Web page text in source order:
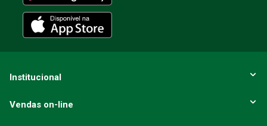
Institucional
Vendas on-line